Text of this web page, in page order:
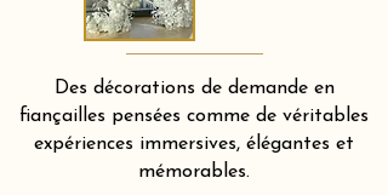
Des décorations de demande en
fiançailles pensées comme de véritables
expériences immersives, élégantes et
mémorables.